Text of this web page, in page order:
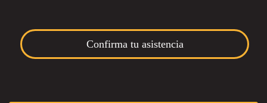
Confirma tu asistencia